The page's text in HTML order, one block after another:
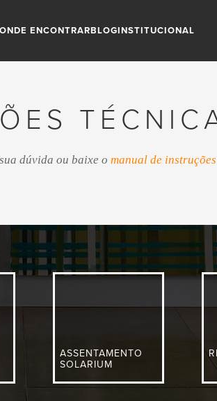
ONDE ENCONTRARBLOGINSTITUCIONAL
dúvida ou baixe o manual de
ASSENTAMENTO
SOLARIUM